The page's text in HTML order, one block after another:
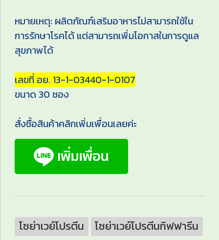
หมายเหตุ: ผลิตภัณฑ์เสริมอาหารไม่สามารถใช้ใน
การรักษาโรคได้ แต่สามารถเพิ่มโอกาสในการดูแล
สุขภาพได้
เลขที่ อย. 13-1-03440-1-0107
ขนาด 30 ซอง
สั่งซื้อสินค้าคลิกเพิ่มเพื่อนเลยค่ะ
โซย่าเวย์โปรตีน
โซย่าเวย์โปรตีนกิฟฟารีน